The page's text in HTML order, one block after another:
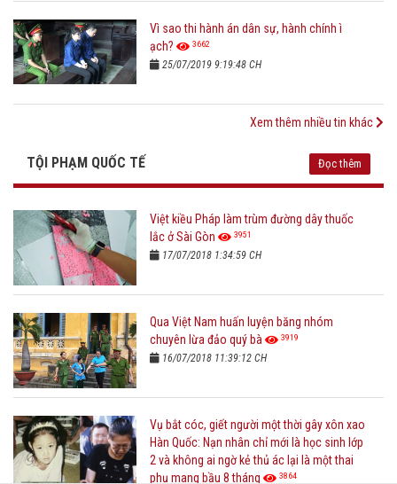
Vì sao thi hành án dân sự, hành chính ì
ạch?
3662
25/07/2019 9:19:48 CH
Xem thêm nhiều tin khác
TỘI PHẠM QUỐC TẾ Đọc thêm
Việt kiều Pháp làm trùm đường dây thuốc
lắc ở Sài Gòn
3951
17/07/2018 1:34:59 CH
Qua Việt Nam huấn luyện băng nhóm
chuyên lừa đảo quý bà
3919
16/07/2018 11:39:12 CH
Vụ bắt cóc, giết người một thời gây xôn xao
Hàn Quốc: Nạn nhân chỉ mới là học sinh lớp
2 và không ai ngờ kẻ thủ ác lại là một thai
phụ mang bầu 8 tháng
3864